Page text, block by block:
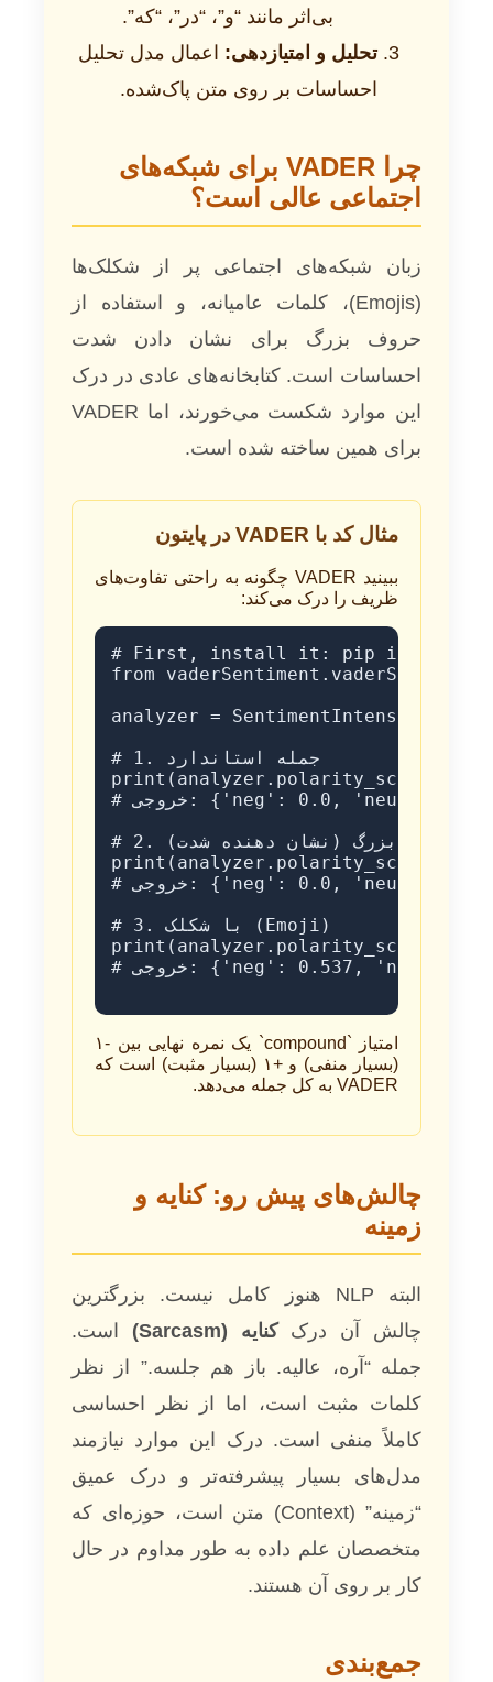
بی‌اثر مانند “و”، “در”، “که”.
تحلیل و امتیازدهی: اعمال مدل تحلیل
احساسات بر روی متن پاک‌شده.
چرا VADER برای شبکه‌های
اجتماعی عالی است؟
زبان شبکه‌های اجتماعی پر از شکلک‌ها
(Emojis)، کلمات عامیانه، و استفاده از
حروف بزرگ برای نشان دادن شدت
احساسات است. کتابخانه‌های عادی در درک
این موارد شکست می‌خورند، اما VADER
برای همین ساخته شده است.
مثال کد با VADER در پایتون
ببینید VADER چگونه به راحتی تفاوت‌های
ظریف را درک می‌کند:
# First, install it: pip install
from
analyzer =
# 1. جمله استاندارد
# خروجی: {'neg': 0.0, 'neu': 0.508, 'pos': 0.492, 'compound': 0.4404}
# 2. با حروف بزرگ (نشان دهنده شدت)
# خروجی: {'neg': 0.0, 'neu': 0.454, 'pos': 0.546, 'compound': 0.6239}
# 3. با شکلک (Emoji)
# خروجی: {'neg': 0.537, 'neu': 0.463, 'pos': 0.0, 'compound': -0.6124}
امتیاز `compound` یک نمره نهایی بین -۱
(بسیار منفی) و +۱ (بسیار مثبت) است که
VADER به کل جمله می‌دهد.
چالش‌های پیش رو: کنایه و
زمینه
البته NLP هنوز کامل نیست. بزرگترین
چالش آن درککنایه (Sarcasm)
است.
جمله “آره، عالیه. باز هم جلسه.” از نظر
کلمات مثبت است، اما از نظر احساسی
کاملاً منفی است. درک این موارد نیازمند
مدل‌های بسیار پیشرفته‌تر و درک عمیق
“زمینه” (Context) متن است، حوزه‌ای که
متخصصان علم داده به طور مداوم در حال
کار بر روی آن هستند.
جمع‌بندی